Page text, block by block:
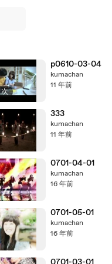
次
p0610-03-04
kumachan
11 年前
333
kumachan
11 年前
0701-04-01
kumachan
16 年前
0701-05-01
kumachan
16 年前